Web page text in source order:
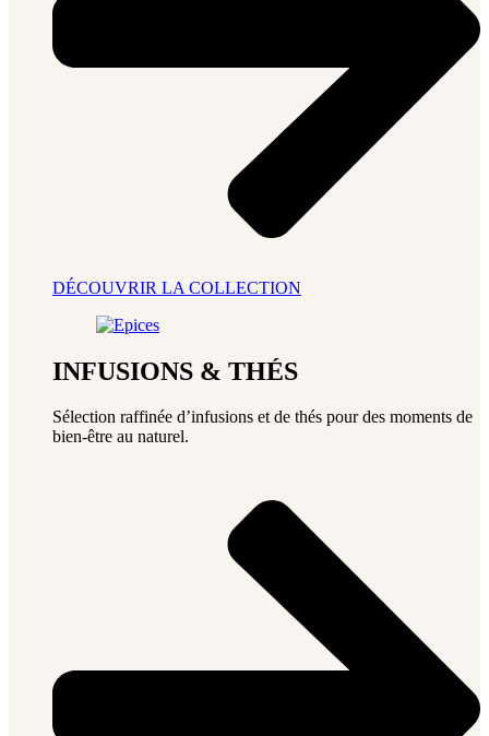
DÉCOUVRIR LA COLLECTION
INFUSIONS & THÉS
Sélection raffinée d’infusions et de thés pour des moments de
bien-être au naturel.